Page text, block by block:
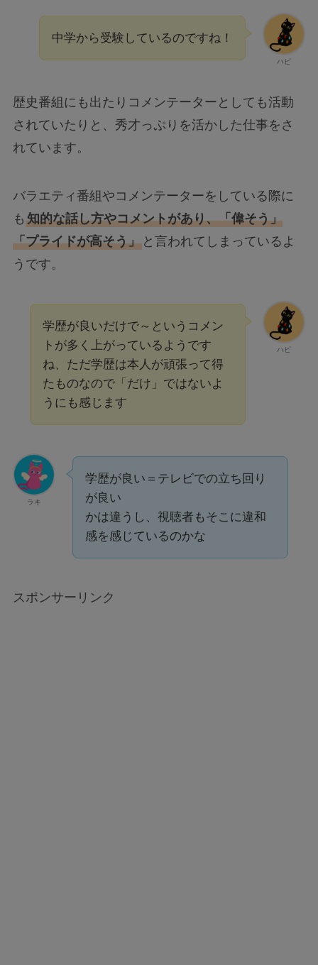
ハピ
中学から受験しているのですね！
歴史番組にも出たりコメンテーターとしても活動
されていたりと、秀才っぷりを活かした仕事をさ
れています。
バラエティ番組やコメンテーターをしている際に
も 知的な話し方やコメントがあり、「偉そう」
「プライドが高そう」と言われてしまっているよ
うです。
ハピ
学歴が良いだけで～というコメン
トが多く上がっているようです
ね、ただ学歴は本人が頑張って得
たものなので「だけ」ではないよ
うにも感じます
ラキ
学歴が良い＝テレビでの立ち回り
が良い
かは違うし、視聴者もそこに違和
感を感じているのかな
スポンサーリンク